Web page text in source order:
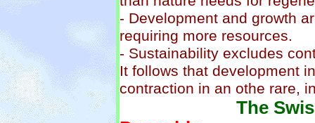
- Development and growth
requiring more resources.
- Sustainability excludes
It follows that development
contraction in an othe rare,
The